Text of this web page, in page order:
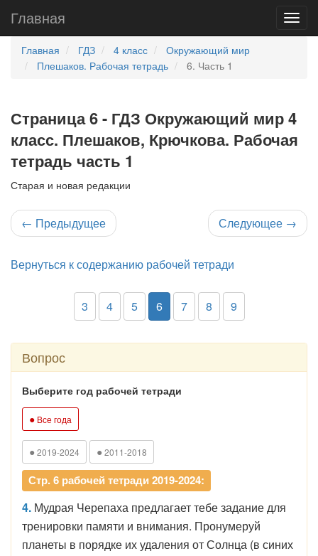
Главная
Главная ГДЗ 4 класс
Окружающий мир
Плешаков. Рабочая тетрадь
6. Часть 1
Страница 6 - ГДЗ Окружающий мир 4
класс. Плешаков, Крючкова. Рабочая
тетрадь часть 1
Старая и новая редакции
← Предыдущее Следующее →
Вернуться к содержанию рабочей тетради
3 4 5 6 7 8 9
Вопрос
Выберите год рабочей тетради
● Все года
● 2019-2024 ● 2011-2018
Стр. 6 рабочей тетради 2019-2024:
4. Мудрая Черепаха предлагает тебе задание для
тренировки памяти и внимания. Пронумеруй
планеты в порядке их удаления от Солнца (в синих